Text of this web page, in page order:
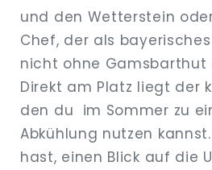
und den Wetterstein
Chef, der als
nicht ohne
Direkt am Platz liegt der
den du im Sommer zu
Abkühlung nutzen
hast, einen Blick auf die